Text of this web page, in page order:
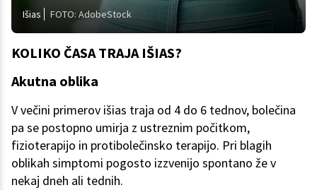
Išias FOTO: AdobeStock
KOLIKO ČASA TRAJA IŠIAS?
Akutna oblika
V večini primerov išias traja od 4 do 6 tednov, bolečina
pa se postopno umirja z ustreznim počitkom,
fizioterapijo in protibolečinsko terapijo. Pri blagih
oblikah simptomi pogosto izzvenijo spontano že v
nekaj dneh ali tednih.